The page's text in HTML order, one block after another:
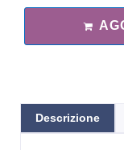
Descrizione